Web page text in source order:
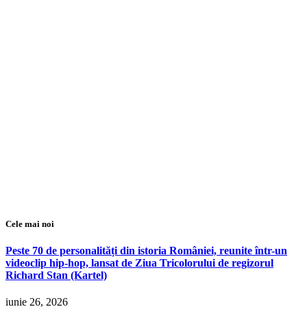
Cele mai noi
Peste 70 de personalități din istoria României, reunite într-un
videoclip hip-hop, lansat de Ziua Tricolorului de regizorul
Richard Stan (Kartel)
iunie 26, 2026